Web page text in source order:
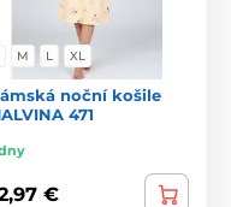
M L XL
noční košile
471
€